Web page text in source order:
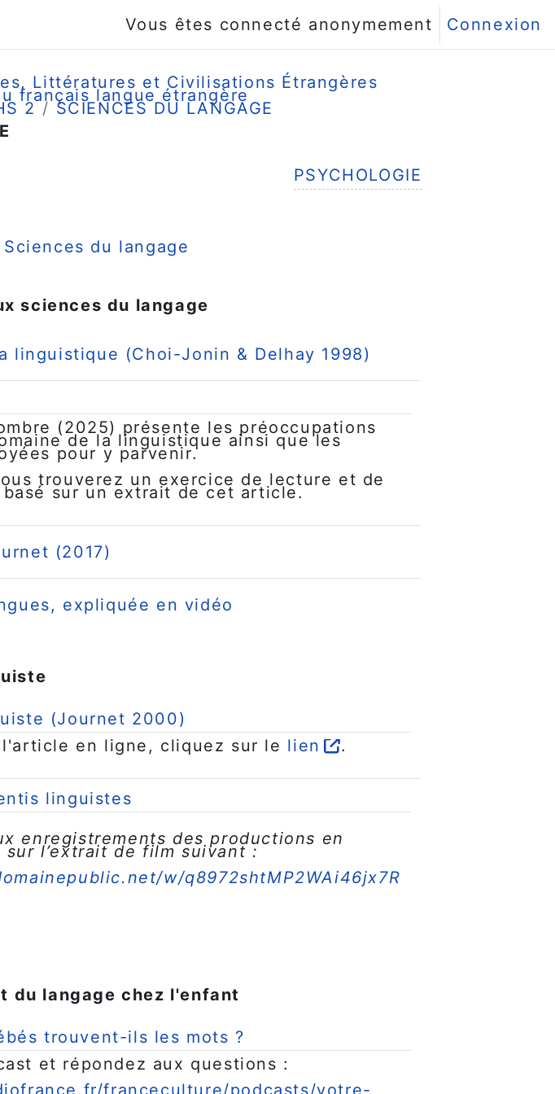
Vous êtes connecté anonymement Connexion
Littératures et Civilisations Étrangères
français langue étrangère
2
SCIENCES DU LANGAGE
PSYCHOLOGIE
du langage
sciences du langage
linguistique (Choi-Jonin & Delhay 1998)
(2025) présente les préoccupations
de la linguistique ainsi que les
pour y parvenir.
trouverez un exercice de lecture et de
basé sur un extrait de cet article.
(2017)
expliquée en vidéo
(Journet 2000)
l'article en ligne, cliquez sur le lien .
linguistes
enregistrements des productions en
sur l’extrait de film suivant :
w/q8972shtMP2WAi46jx7R
du langage chez l'enfant
trouvent-ils les mots ?
et répondez aux questions :